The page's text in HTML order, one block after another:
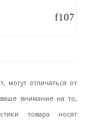
могут отличаться от
внимание на то,
товара носят